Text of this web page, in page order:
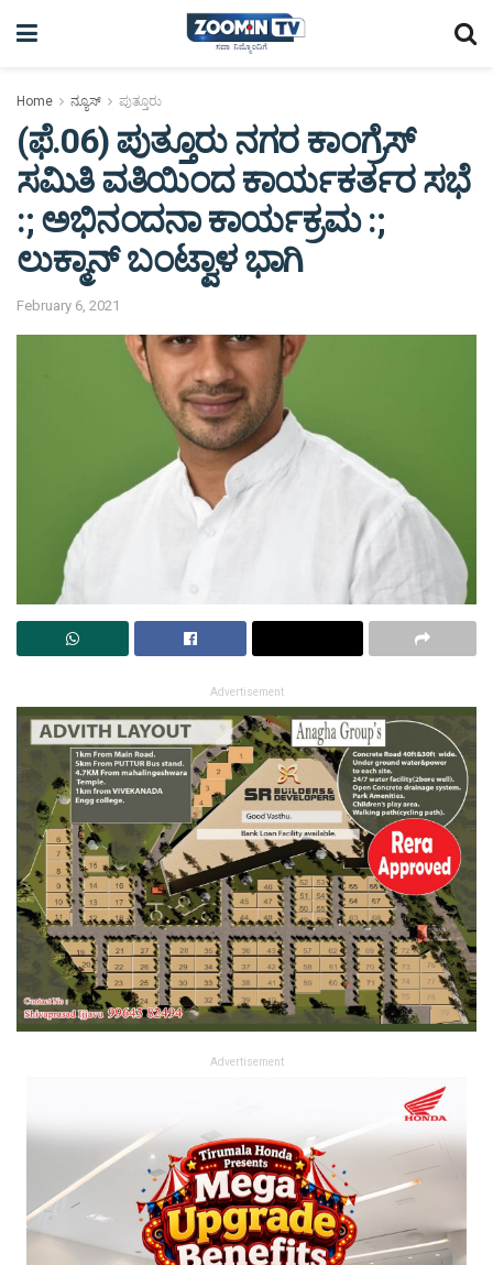
Home ನ್ಯೂಸ್ ಪುತ್ತೂರು
(ಫೆ.06) ಪುತ್ತೂರು ನಗರ ಕಾಂಗ್ರೆಸ್
ಸಮಿತಿ ವತಿಯಿಂದ ಕಾರ್ಯಕರ್ತರ ಸಭೆ
:; ಅಭಿನಂದನಾ ಕಾರ್ಯಕ್ರಮ :;
ಲುಕ್ಮಾನ್ ಬಂಟ್ವಾಳ ಭಾಗಿ
February 6, 2021
Advertisement
Advertisement